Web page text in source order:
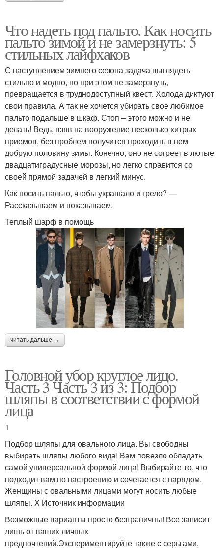
Что надеть под пальто. Как носить
пальто зимой и не замерзнуть: 5
стильных лайфхаков
С наступлением зимнего сезона задача выглядеть
стильно и модно, но при этом не замерзнуть,
превращается в труднодоступный квест. Холода диктуют
свои правила. А так не хочется убирать свое любимое
пальто подальше в шкаф. Стоп – этого можно и не
делать! Ведь, взяв на вооружение несколько хитрых
приемов, без проблем получится проходить в нем
добрую половину зимы. Конечно, оно не согреет в лютые
двадцатиградусные морозы, но легко справится со
своей прямой задачей в легкий минус.
Как носить пальто, чтобы украшало и грело? —
Рассказываем и показываем.
Теплый шарф в помощь
читать дальше →
Головной убор круглое лицо.
Часть 3 Часть 3 из 3: Подбор
шляпы в соответствии с формой
лица
1
Подбор шляпы для овального лица. Вы свободны
выбирать шляпы любого вида! Вам повезло обладать
самой универсальной формой лица! Выбирайте то, что
подходит вам по настроению и сочетается с нарядом.
Женщины с овальными лицами могут носить любые
шляпы. X Источник информации
Возможные варианты просто безграничны! Все зависит
лишь от ваших личных
предпочтений.Экспериментируйте также с серьгами,